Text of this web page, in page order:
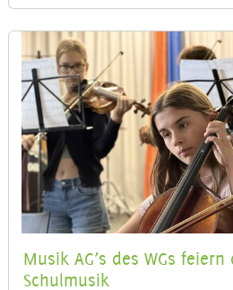
Musik AG’s des WGs
Schulmusik